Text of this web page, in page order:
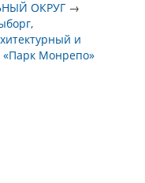
ОКРУГ →
и
«Парк Монрепо»